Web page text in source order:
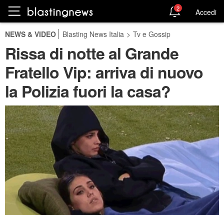
2 Accedi
NEWS & VIDEO Blasting News Italia > Tv e Gossip
Rissa di notte al Grande
Fratello Vip: arriva di nuovo
la Polizia fuori la casa?